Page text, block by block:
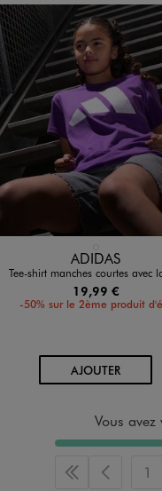
Disponible en 1 coloris
ADIDAS
Tee-shirt manches courtes avec logo XXXL fille -
19,99 €
-50% sur le 2ème produit
AJOUTERAU
Vous
Première page
Page 1